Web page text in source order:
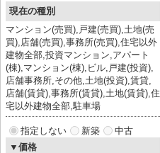
現在の種別
マンション(売買),戸建(売買),土地(売
買),店舗(売買),事務所(売買),住宅以外
建物全部,投資マンション,アパート
(棟),マンション(棟),ビル,戸建(投資),
店舗事務所,その他,土地(投資),賃貸,
店舗(賃貸),事務所(賃貸),土地(賃貸),住
宅以外建物全部,駐車場
指定しない 新築
中古
▼価格